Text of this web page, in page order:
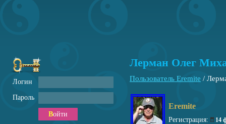
Лерман Олег
Пользователь Eremite /
Eremite
Регистрация: 14
Логин
Пароль
Войти